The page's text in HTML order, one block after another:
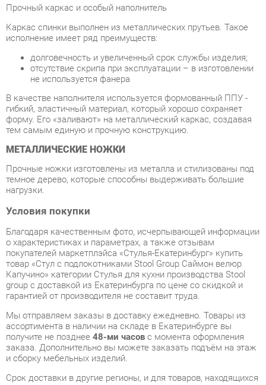
отсутствие скрипа при эксплуатации – в изготовлении
В качестве наполнителя используется формованный ППУ -
форму. Его «заливают» на металлический каркас, создавая
тем самым единую и прочную конструкцию.
Прочные ножки изготовлены из металла и стилизованы под
темное дерево, которые способны выдерживать большие
нагрузки.
Условия покупки
Благодаря качественным фото, исчерпывающей информации
о характеристиках и параметрах, а также отзывам
покупателей маркетплэйса «Стулья-Екатеринбург» купить
Капучино» категории Стулья для кухни производства Stool
гарантией от производителя не составит труда.
Мы отправляем заказы в доставку ежедневно. Товары из
ассортимента в наличии на складе в Екатеринбурге вы
получите не позднее48-ми часов с момента оформления
заказа. Дополнительно вы можете заказать подъём на этаж
и сборку мебельных изделий.
на складах производителей, рассчитывается индивидуально.
Уточнить наличие, срок и стоимость доставки вы можете
через форму обратной связи .
В любой момент до передачи заказа в доставку, а также в
изменить выборили принять решение об отказе от покупки.